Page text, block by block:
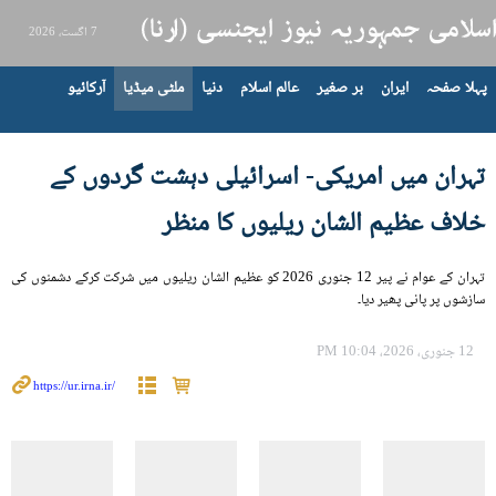
7 اگست، 2026
پہلا صفحہ ایران بر صغیر عالم اسلام دنیا ملٹی میڈیا آرکائیو
تہران میں امریکی- اسرائیلی دہشت گردوں کے
خلاف عظیم الشان ریلیوں کا منظر
تہران کے عوام نے پیر 12 جنوری 2026 کو عظیم الشان ریلیوں میں شرکت کرکے دشمنوں کی
سازشوں پر پانی پھیر دیا۔
12 جنوری، 2026، 10:04 PM